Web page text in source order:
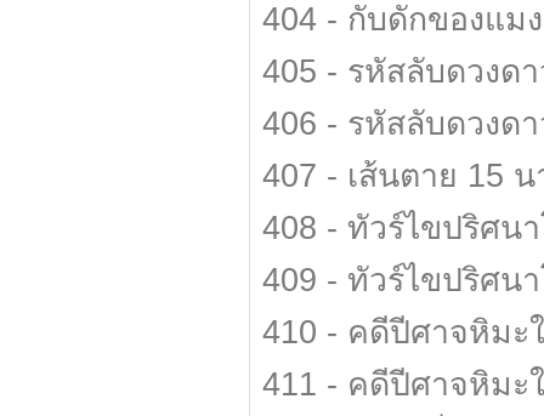
404 - กับดักของแม
405 - รหัสลับดวงด
406 - รหัสลับดวงด
407 - เส้นตาย 15
408 - ทัวร์ไขปริศน
409 - ทัวร์ไขปริศน
410 - คดีปีศาจหิมะ
411 - คดีปีศาจหิมะ